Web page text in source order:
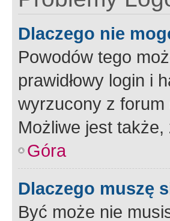
Dlaczego nie
Powodów tego
prawidłowy login i
wyrzucony z
Możliwe jest także,
Góra
Dlaczego muszę
Być może nie